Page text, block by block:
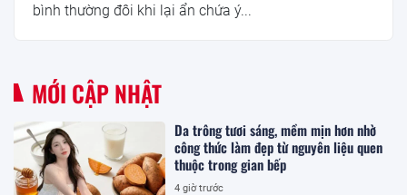
bình thường đôi khi lại ẩn chứa ý...
MỚI CẬP NHẬT
Da trông tươi sáng, mềm mịn hơn nhờ
công thức làm đẹp từ nguyên liệu quen
thuộc trong gian bếp
4 giờ trước